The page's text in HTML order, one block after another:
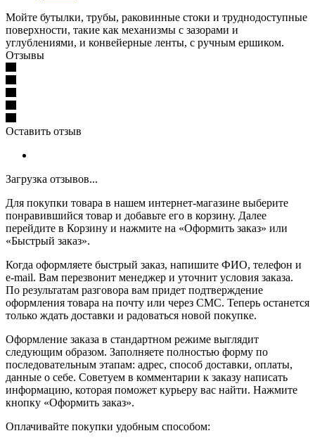
Мойте бутылки, трубы, раковинные стоки и труднодоступные
поверхности, такие как механизмы с зазорами и
углублениями, и конвейерные ленты, с ручным ершиком.
Отзывы
Оставить отзыв
Загрузка отзывов...
Для покупки товара в нашем интернет-магазине выберите
понравившийся товар и добавьте его в корзину. Далее
перейдите в Корзину и нажмите на «Оформить заказ» или
«Быстрый заказ».
Когда оформляете быстрый заказ, напишите ФИО, телефон и
e-mail. Вам перезвонит менеджер и уточнит условия заказа.
По результатам разговора вам придет подтверждение
оформления товара на почту или через СМС. Теперь останется
только ждать доставки и радоваться новой покупке.
Оформление заказа в стандартном режиме выглядит
следующим образом. Заполняете полностью форму по
последовательным этапам: адрес, способ доставки, оплаты,
данные о себе. Советуем в комментарии к заказу написать
информацию, которая поможет курьеру вас найти. Нажмите
кнопку «Оформить заказ».
Оплачивайте покупки удобным способом: